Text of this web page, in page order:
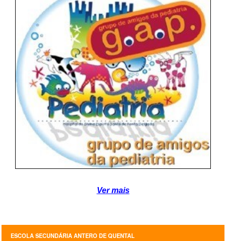
ESAQ sem Bullying
SASE
Clubes Escolares
Matrículas
FOR maESAQ
@parlamentodosjovens_esaq
@esaq.erasmus
@oficina.do.largo
@clube_robotica.esaq
Ver mais
ESCOLA SECUNDÁRIA ANTERO DE QUENTAL